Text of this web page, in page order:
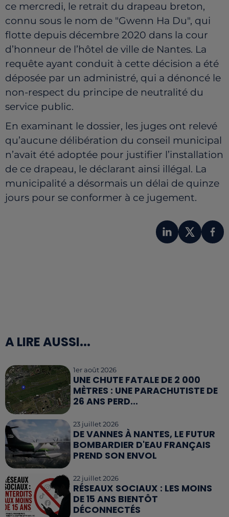
ce mercredi, le retrait du drapeau breton,
connu sous le nom de "Gwenn Ha Du", qui
flotte depuis décembre 2020 dans la cour
d’honneur de l’hôtel de ville de Nantes. La
requête ayant conduit à cette décision a été
déposée par un administré, qui a dénoncé le
non-respect du principe de neutralité du
service public.
En examinant le dossier, les juges ont relevé
qu’aucune délibération du conseil municipal
n’avait été adoptée pour justifier l’installation
de ce drapeau, le déclarant ainsi illégal. La
municipalité a désormais un délai de quinze
jours pour se conformer à ce jugement.
A LIRE AUSSI...
1er août 2026
UNE CHUTE FATALE DE 2 000
MÈTRES : UNE PARACHUTISTE DE
26 ANS PERD...
23 juillet 2026
DE VANNES À NANTES, LE FUTUR
BOMBARDIER D'EAU FRANÇAIS
PREND SON ENVOL
22 juillet 2026
RÉSEAUX SOCIAUX : LES MOINS
DE 15 ANS BIENTÔT
DÉCONNECTÉS